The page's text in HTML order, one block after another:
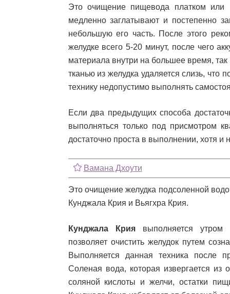
Это очищение пищевода платком
медленно заглатывают и постепенно
небольшую его часть. После этого
желудке всего 5-20 минут, после чего
материала внутри на большее время,
тканью из желудка удаляется слизь, что
технику недопустимо выполнять
Если два предыдущих способа
выполняться только под присмотром
достаточно проста в выполнении, хотя
Вамана Дхоути
Это очищение желудка подсоленной
Кунджала Крия и Вьягхра Крия.
Кунджала Криявыполняется утром
позволяет очистить желудок путем
Выполняется данная техника после
Соленая вода, которая извергается из
соляной кислоты и желчи, остатки